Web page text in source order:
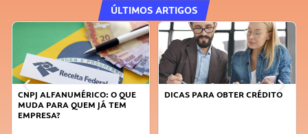
ÚLTIMOS ARTIGOS
CNPJ ALFANUMÉRICO: O QUE
MUDA PARA QUEM JÁ TEM
EMPRESA?
DICAS PARA OBTER CRÉDITO